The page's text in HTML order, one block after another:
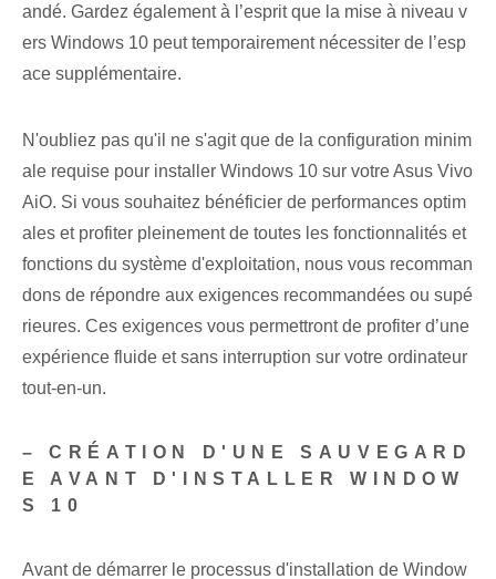
andé. Gardez également à l’esprit que la mise à niveau v
ers Windows 10 peut temporairement nécessiter de l’esp
ace supplémentaire.
N'oubliez pas qu'il ne s'agit que de la configuration minim
ale requise pour installer Windows 10 sur votre Asus Vivo
AiO. Si vous souhaitez bénéficier de performances optim
ales et profiter pleinement de toutes les fonctionnalités et
fonctions du système d'exploitation, nous vous recomman
dons de répondre aux exigences recommandées ou supé
rieures. Ces exigences vous permettront de profiter d’une
expérience fluide et sans interruption sur votre ordinateur
tout-en-un.
– CRÉATION D'UNE SAUVEGARD
E AVANT D'INSTALLER WINDOW
S 10
Avant de démarrer le processus d'installation de Window